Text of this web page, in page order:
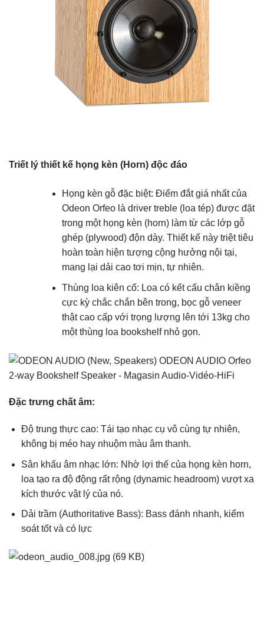
Triết lý thiết kế họng kèn (Horn) độc đáo
Họng kèn gỗ đặc biệt: Điểm đắt giá nhất của
Odeon Orfeo là driver treble (loa tép) được đặt
trong một họng kèn (horn) làm từ các lớp gỗ
ghép (plywood) độn dày. Thiết kế này triệt tiêu
hoàn toàn hiện tượng cộng hưởng nội tại,
mang lại dải cao tơi mịn, tự nhiên.
Thùng loa kiên cố: Loa có kết cấu chân kiềng
cực kỳ chắc chắn bên trong, bọc gỗ veneer
thật cao cấp với trọng lượng lên tới 13kg cho
một thùng loa bookshelf nhỏ gọn.
Đặc trưng chất âm:
Độ trung thực cao: Tái tạo nhạc cụ vô cùng tự nhiên,
không bị méo hay nhuộm màu âm thanh.
Sân khấu âm nhạc lớn: Nhờ lợi thế của họng kèn horn,
loa tạo ra độ động rất rộng (dynamic headroom) vượt xa
kích thước vật lý của nó.
Dải trầm (Authoritative Bass): Bass đánh nhanh, kiểm
soát tốt và có lực